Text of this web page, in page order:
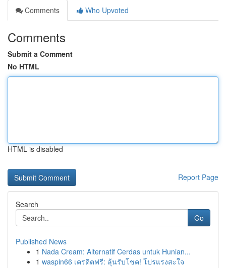
Comments
Who Upvoted
Comments
Submit a Comment
No HTML
HTML is disabled
Report Page
Search
Go
Published News
1 Nada Cream: Alternatif Cerdas untuk Hunian...
1 waspin66 เครดิตฟรี: ลุ้นรับโชค! โปรแรงสะใจ